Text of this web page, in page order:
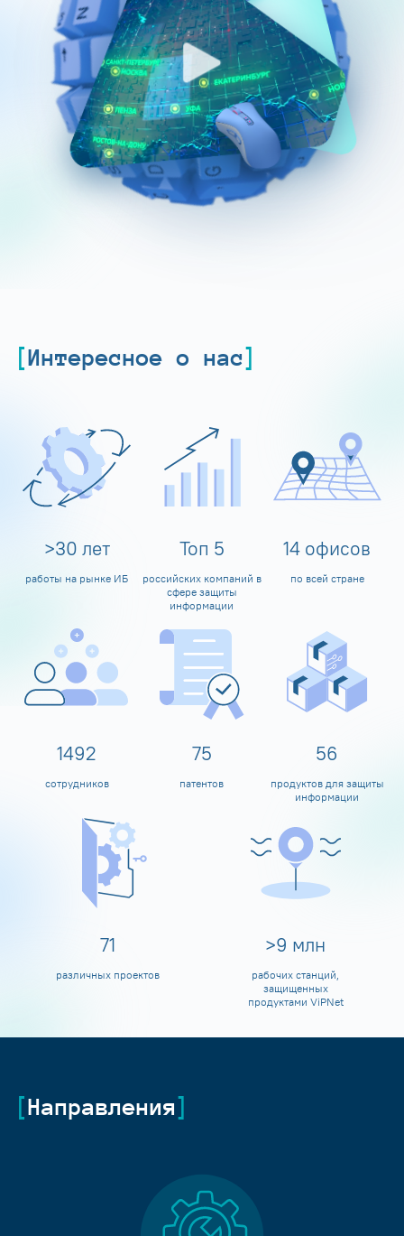
Интересное о нас
>30 лет
работы на рынке ИБ
Топ 5
российских компаний в
сфере защиты
информации
14 офисов
по всей стране
1600
сотрудников
80
патентов
60
продуктов для защиты
информации
80
различных проектов
>10 млн
рабочих станций,
защищенных
продуктами ViPNet
Направления